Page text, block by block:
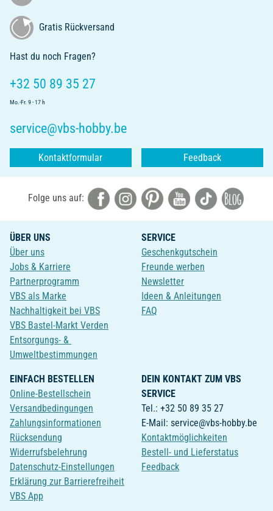
Gratis Rückversand
Hast du noch Fragen?
+32 50 89 35 27
Mo.-Fr. 9 - 17 h
service@vbs-hobby.be
Kontaktformular Feedback
Folge uns auf:
ÜBER UNS
Über uns
Jobs & Karriere
Partnerprogramm
VBS als Marke
Nachhaltigkeit bei VBS
VBS Bastel-Markt Verden
Entsorgungs- &
Umweltbestimmungen
SERVICE
Geschenkgutschein
Freunde werben
Newsletter
Ideen & Anleitungen
FAQ
EINFACH BESTELLEN
Online-Bestellschein
Versandbedingungen
Zahlungsinformationen
Rücksendung
Widerrufsbelehrung
Datenschutz-Einstellungen
Erklärung zur Barrierefreiheit
VBS App
DEIN KONTAKT ZUM VBS
SERVICE
Tel.: +32 50 89 35 27
E-Mail: service@vbs-hobby.be
Kontaktmöglichkeiten
Bestell- und Lieferstatus
Feedback